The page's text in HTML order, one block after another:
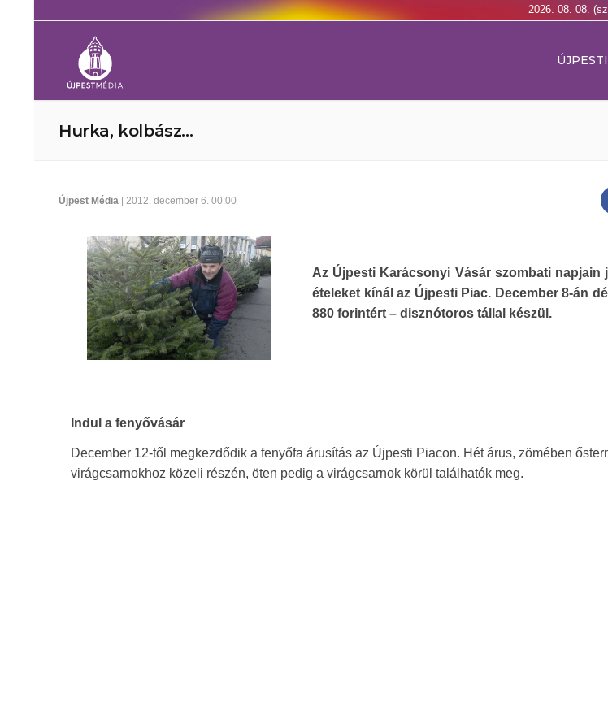
2026. 08. 08.
Hurka, kolbász…
Újpest Média | 2012. december 6. 00:00
Az Újpesti Karácsonyi Vásár szombati
ételeket kínál az Újpesti Piac. December 8-án
880 forintért – disznótoros tállal készül.
Indul a fenyővásár
December 12-től megkezdődik a fenyőfa árusítás az Újpesti Piacon. Hét árus, zömében
virágcsarnokhoz közeli részén, öten pedig a virágcsarnok körül találhatók meg.